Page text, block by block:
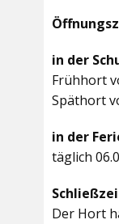
in der
Frühhort
Späthort
in der
täglich
Der Hort